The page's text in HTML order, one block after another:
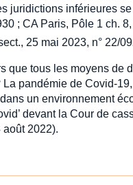
juridictions inférieures
; CA Paris, Pôle 1 ch.
25 mai 2023, n° 22/
que tous les moyens de
pandémie de Covid-
un environnement
devant la Cour de
2022).